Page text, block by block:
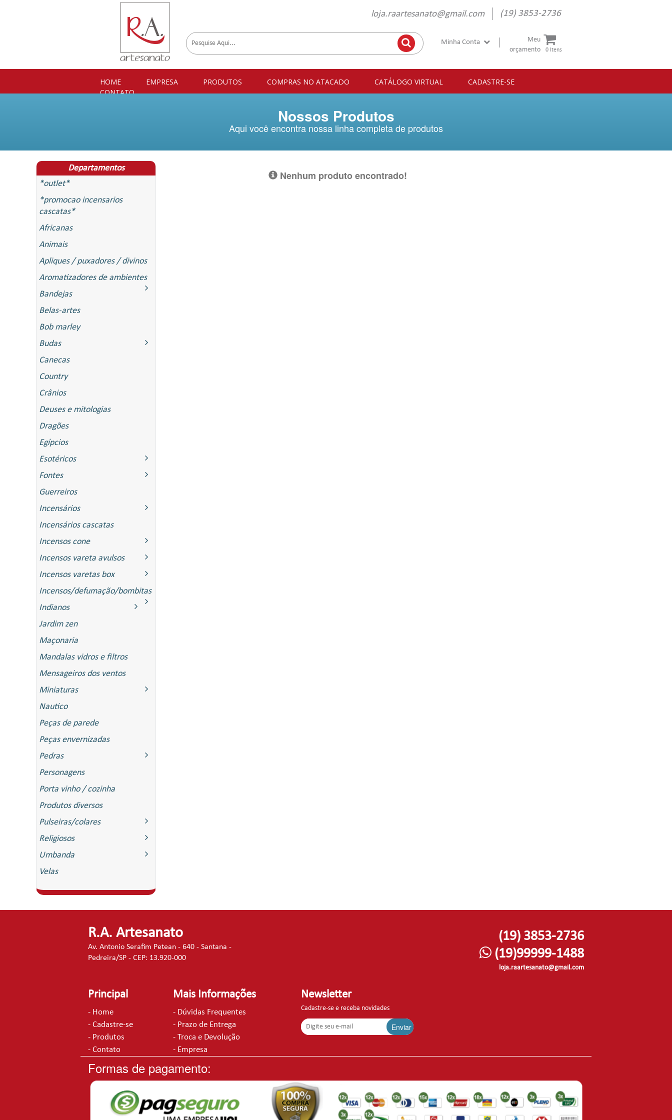
loja.raartesanato@gmail.com (19) 3853-2736
Meu
orçamento
0 Itens
Minha Conta
HOME EMPRESA PRODUTOS COMPRAS NO ATACADO CATÁLOGO VIRTUAL
CADASTRE-SE
CONTATO
Nossos Produtos
Aqui você encontra nossa linha completa de produtos
Departamentos
*outlet*
*promocao incensarios
cascatas*
Africanas
Animais
Apliques / puxadores / divinos
Aromatizadores de ambientes
Bandejas
Belas-artes
Bob marley
Budas
Canecas
Country
Crânios
Deuses e mitologias
Dragões
Egípcios
Esotéricos
Fontes
Guerreiros
Incensários
Incensários cascatas
Incensos cone
Incensos vareta avulsos
Incensos varetas box
Incensos/defumação/bombitas
Indianos
Jardim zen
Maçonaria
Mandalas vidros e filtros
Mensageiros dos ventos
Miniaturas
Nautico
Peças de parede
Peças envernizadas
Pedras
Personagens
Porta vinho / cozinha
Produtos diversos
Pulseiras/colares
Religiosos
Umbanda
Velas
Nenhum produto encontrado!
R.A. Artesanato
Av. Antonio Serafim Petean - 640 - Santana -
Pedreira/SP - CEP: 13.920-000
(19) 3853-2736
(19)99999-1488
loja.raartesanato@gmail.com
Principal
- Home
- Cadastre-se
- Produtos
- Contato
Mais Informações
- Dúvidas Frequentes
- Prazo de Entrega
- Troca e Devolução
- Empresa
Newsletter
Cadastre-se e receba novidades
Enviar
Formas de pagamento: